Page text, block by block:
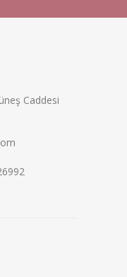
Caddesi